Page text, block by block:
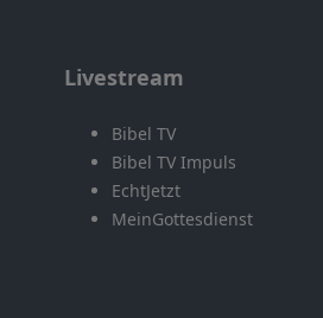
Livestream
Bibel TV
Bibel TV Impuls
EchtJetzt
MeinGottesdienst